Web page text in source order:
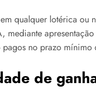
qualquer lotérica ou
mediante
no prazo mínimo
de